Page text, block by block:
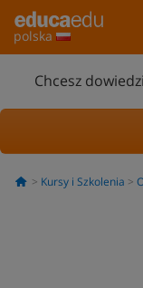
polska
Chcesz
Kursy i Szkolenia